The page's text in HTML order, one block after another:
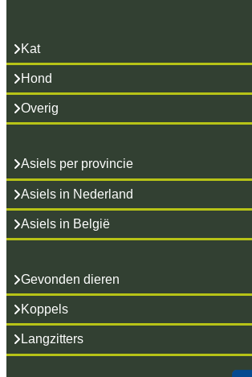
Kat
Hond
Overig
Asiels per provincie
Asiels in Nederland
Asiels in België
Gevonden dieren
Koppels
Langzitters